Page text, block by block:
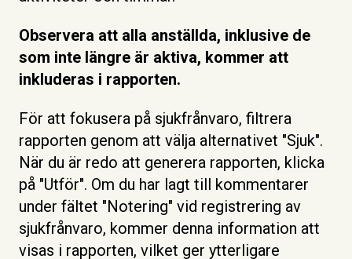
Observera att alla anställda, inklusive de
som inte längre är aktiva, kommer att
inkluderas i rapporten.
För att fokusera på sjukfrånvaro, filtrera
rapporten genom att välja alternativet "Sjuk".
När du är redo att generera rapporten, klicka
på "Utför". Om du har lagt till kommentarer
under fältet "Notering" vid registrering av
sjukfrånvaro, kommer denna information att
visas i rapporten, vilket ger ytterligare